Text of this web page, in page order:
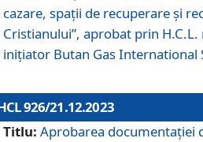
cazare, spații de recuperare și
Cristianului”, aprobat prin
inițiator Butan Gas International
926/21.12.2023
Titlu: Aprobarea documentaţiei